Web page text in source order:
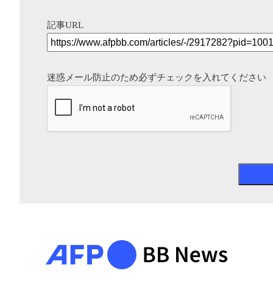
記事URL
迷惑メール防止のため必ずチェックを入れてください